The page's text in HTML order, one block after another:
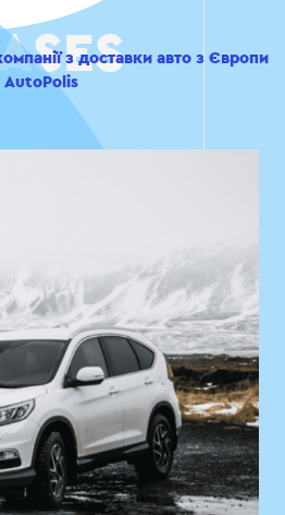
з доставки авто з Європи
AutoPolis